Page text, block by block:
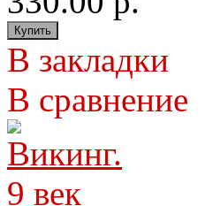
В закладки
В сравнение